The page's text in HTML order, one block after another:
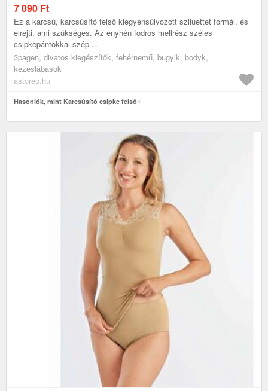
7 090 Ft
Ez a karcsú, karcsúsító felső kiegyensúlyozott sziluettet formál, és
elrejti, ami szükséges. Az enyhén fodros mellrész széles
csipkepántokkal szép ...
3pagen, divatos kiegészítők, fehérnemű, bugyik, bodyk,
kezeslábasok
astoreo.hu
Hasonlók, mint Karcsúsító csipke felső